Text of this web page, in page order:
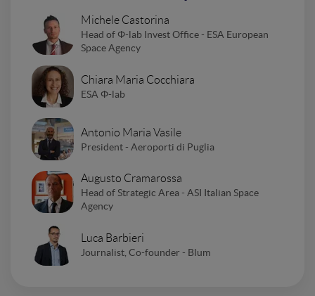
Michele Castorina
Head of Φ-lab Invest Office - ESA European
Space Agency
Chiara Maria Cocchiara
ESA Φ-lab
Antonio Maria Vasile
President - Aeroporti di Puglia
Augusto Cramarossa
Head of Strategic Area - ASI Italian Space
Agency
Luca Barbieri
Journalist, Co-founder - Blum